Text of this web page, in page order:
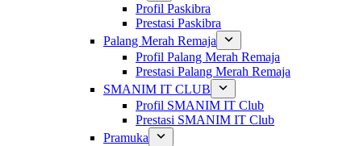
Profil Paskibra
Prestasi Paskibra
Palang Merah Remaja
Profil Palang Merah Remaja
Prestasi Palang Merah Remaja
SMANIM IT CLUB
Profil SMANIM IT Club
Prestasi SMANIM IT Club
Pramuka